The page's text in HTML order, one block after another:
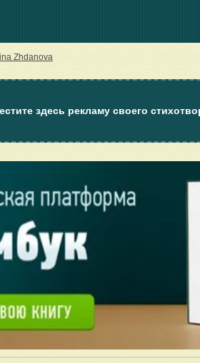
Zhdanova
здесь рекламу своего